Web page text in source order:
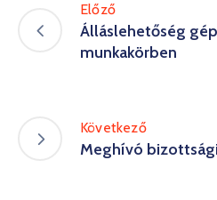
Előző
Álláslehetőség
munkakörben
Következő
Meghívó